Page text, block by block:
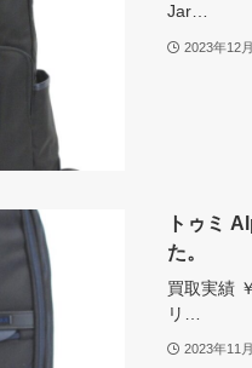
Jar…
2023年12
トゥミ
た。
買取実績
リ…
2023年11